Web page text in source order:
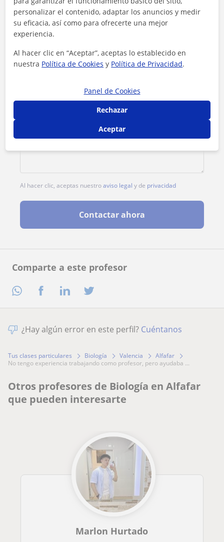
Comparte a este profesor
Tarifa 6 €/h
Al hacer clic, aceptas nuestroaviso legal y de privacidad
Contactar ahora
¿Hay algún error en este perfil? Cuéntanos
Tus clases particulares Biología Valencia
Alfafar
no tengo experiencia trabajando como profesor, pero ayudaba ...
Otros profesores de Biología en Alfafar
que pueden interesarte
Marlon Hurtado
personalizar el contenido, adaptar los anuncios y medir
su eficacia, así como para ofrecerte una mejor
experiencia.
Al hacer clic en “Aceptar”, aceptas lo establecido en
nuestra Política de Cookies y Política de Privacidad.
Panel de Cookies
Rechazar
Aceptar